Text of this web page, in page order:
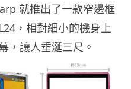
就推出了一款窄邊框
，相對細小的機身上
，讓人垂涎三尺。